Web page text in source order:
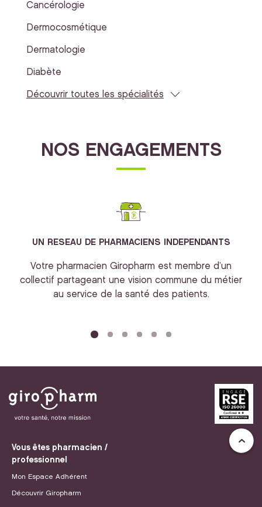
Cancérologie
Dermocosmétique
Dermatologie
Diabète
Découvrir toutes les spécialités
NOS ENGAGEMENTS
UN RESEAU DE PHARMACIENS INDEPENDANTS
Votre pharmacien Giropharm est membre d’un
collectif partageant une vision commune du métier
au service de la santé des patients.
Vous êtes pharmacien /
professionnel
Mon Espace Adhérent
Découvrir Giropharm